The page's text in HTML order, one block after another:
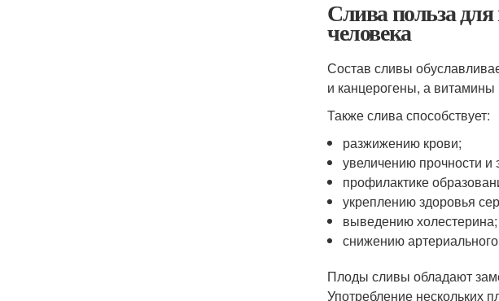
Слива польза
человека
Состав сливы
и канцерогены, а
Также слива способствует:
разжижению крови;
увеличению прочности и
профилактике
укреплению здоровья
выведению холестерина;
снижению
Плоды сливы обладают
Употребление нескольких